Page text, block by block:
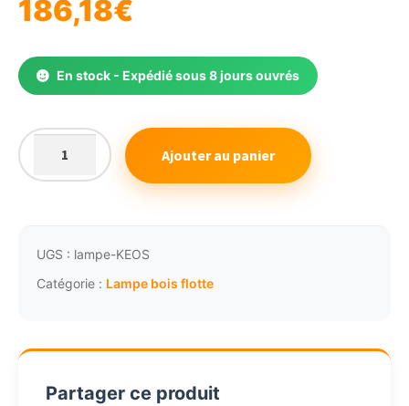
186,18€
En stock - Expédié sous 8 jours ouvrés
quantité
de
flotté
cordage
poser
taupe
Ajouter au panier
UGS : lampe-KEOS
Catégorie : Lampe bois flotte
Partager ce produit